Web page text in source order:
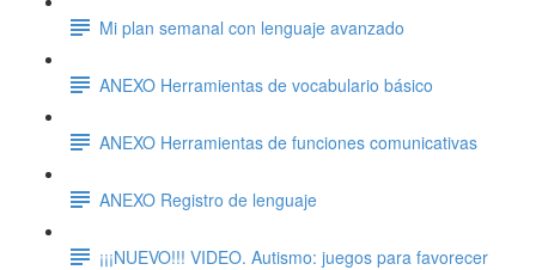
Mi plan semanal con lenguaje avanzado
ANEXO Herramientas de vocabulario básico
ANEXO Herramientas de funciones comunicativas
ANEXO Registro de lenguaje
¡¡¡NUEVO!!! VIDEO. Autismo: juegos para favorecer